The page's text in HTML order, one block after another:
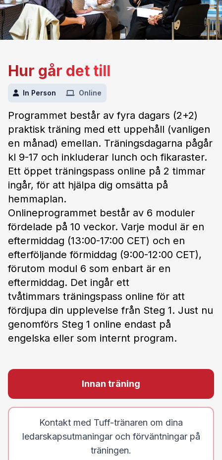
Hur går det till
In Person Online
Programmet består av fyra dagars (2+2)
praktisk träning med ett uppehåll (vanligen
en månad) emellan. Träningsdagarna pågår
kl 9-17 och inkluderar lunch och fikaraster.
Ett öppet träningspass online på 2 timmar
ingår, för att hjälpa dig omsätta på
hemmaplan.
Innan träning
Kontakt med Tuff-tränaren om dina
ledarskapsutmaningar och förväntningar på
träningen.
Dag 1 och 2 9:00 — 17:00
— 3-4 veckors uppehåll